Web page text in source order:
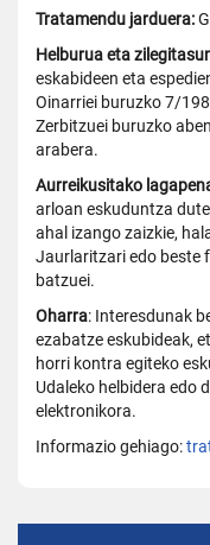
Tratamendu jarduera:
Helburua eta
eskabideen eta
Oinarriei buruzko 7/
Zerbitzuei buruzko
arabera.
Aurreikusitako
arloan eskuduntza
ahal izango zaizkie,
Jaurlaritzari edo beste
batzuei.
Oharra: Interesdunak
ezabatze eskubideak,
horri kontra egiteko
Udaleko helbidera edo
elektronikora.
Informazio gehiago: